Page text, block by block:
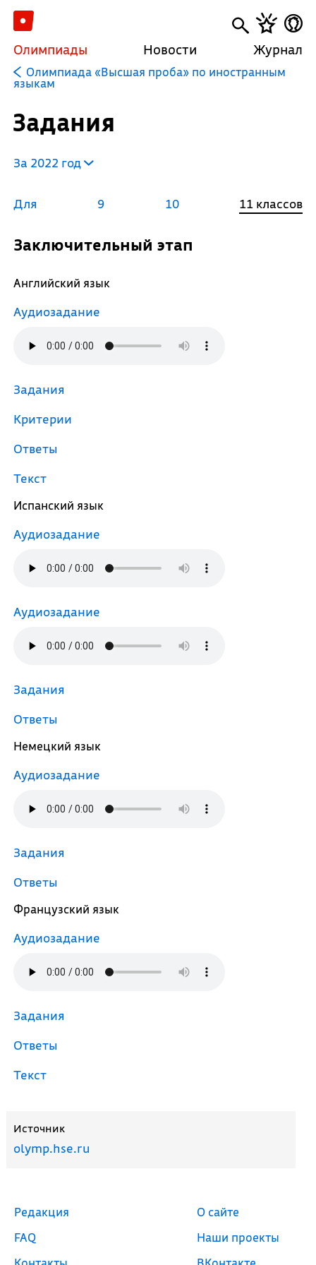
Олимпиады Новости Журнал
Олимпиада «Высшая проба» по иностранным
языкам
Задания
За 2022 год
Для 9 10 11 классов
Заключительный этап
Английский язык
Аудиозадание
Задания
Критерии
Ответы
Текст
Испанский язык
Аудиозадание
Аудиозадание
Задания
Ответы
Немецкий язык
Аудиозадание
Задания
Ответы
Французский язык
Аудиозадание
Задания
Ответы
Текст
Источник
olymp.hse.ru
Редакция
FAQ
О сайте
Наши проекты